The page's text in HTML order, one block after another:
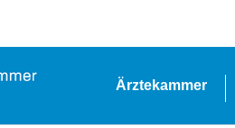
Ärztekammer